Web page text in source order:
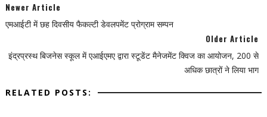
Newer Article
एमआईटी में छह दिवसीय फैकल्टी डेवलपमेंट प्रोग्राम सम्पन
Older Article
इंद्रप्रस्थ बिजनेस स्कूल में एआईएमए द्वारा स्टूडेंट मैनेजमेंट क्विज का आयोजन, 200 से
अधिक छात्रों ने लिया भाग
RELATED POSTS: